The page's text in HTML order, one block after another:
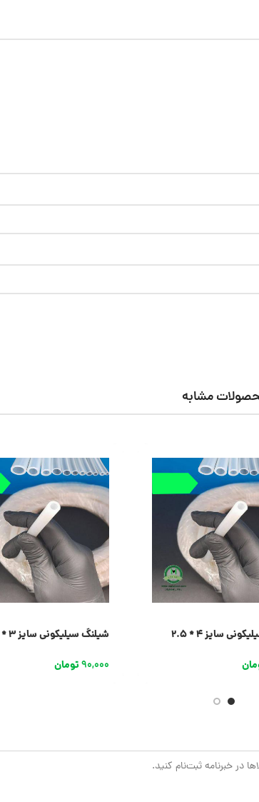
مشابه
سایز 4 * 2.5
شیلنگ سیلیکونی سایز 3 * 1
90,000تومان
در خبرنامه ثبت‌نام کنید.